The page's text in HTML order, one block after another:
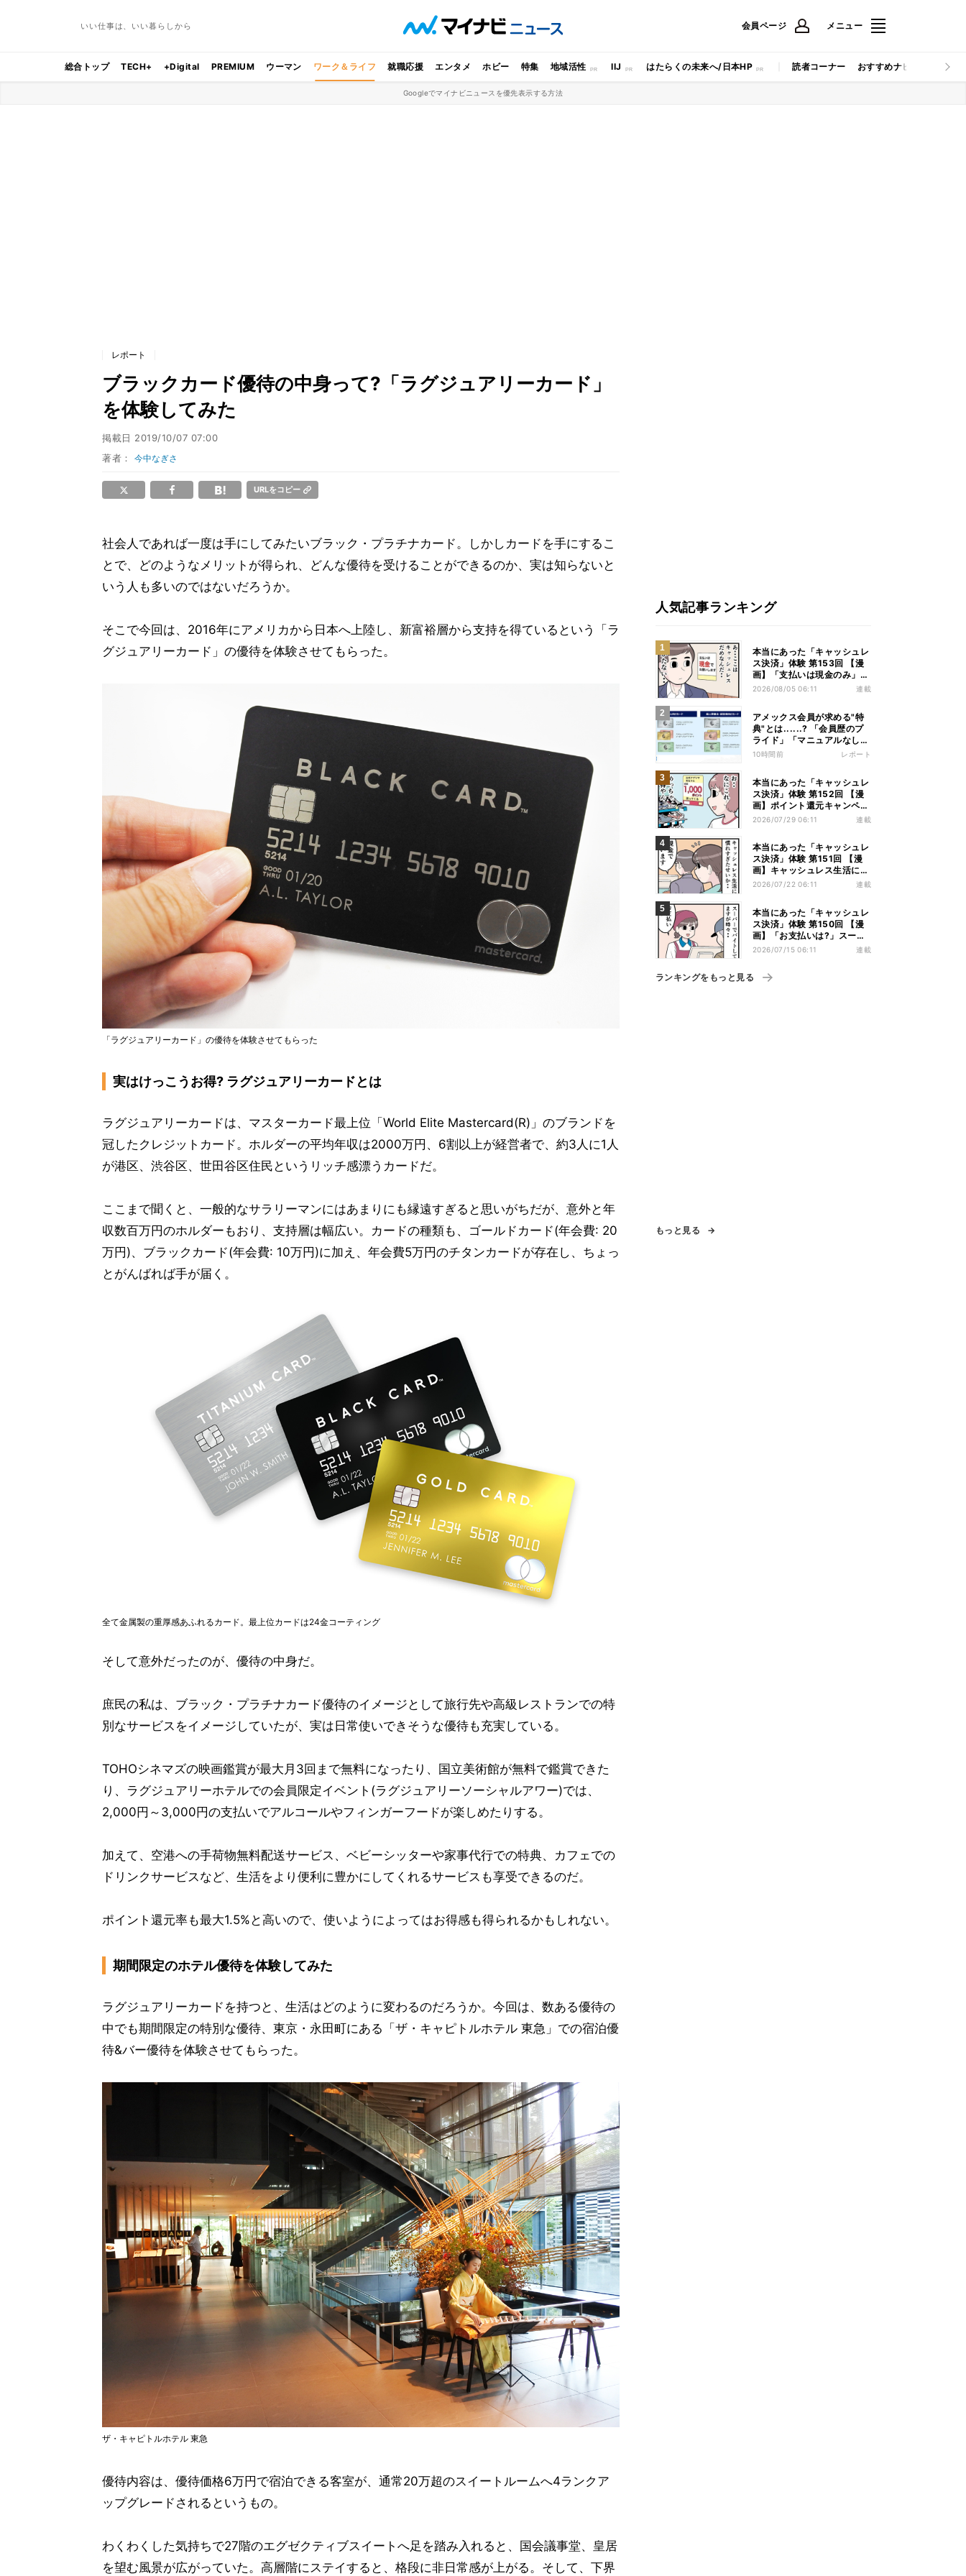
いい仕事は、いい暮らしから 会員ページ メニュー
総合トップ TECH+ +Digital PREMIUM ウーマン ワーク＆ライフ 就職応援 エンタメ ホビー 特集 地域活性 IIJ はたらくの未来へ/日本HP 読者コーナー おすすめナビ マイナビ
Googleでマイナビニュースを優先表示する方法
レポート
ブラックカード優待の中身って?「ラグジュアリーカード」
を体験してみた
掲載日 2019/10/07 07:00
著者：今中なぎさ
URLをコピー
社会人であれば一度は手にしてみたいブラック・プラチナカード。しかしカードを手にするこ
とで、どのようなメリットが得られ、どんな優待を受けることができるのか、実は知らないと
いう人も多いのではないだろうか。
そこで今回は、2016年にアメリカから日本へ上陸し、新富裕層から支持を得ているという「ラ
グジュアリーカード」の優待を体験させてもらった。
「ラグジュアリーカード」の優待を体験させてもらった
実はけっこうお得? ラグジュアリーカードとは
ラグジュアリーカードは、マスターカード最上位「World Elite Mastercard(R)」のブランドを
冠したクレジットカード。ホルダーの平均年収は2000万円、6割以上が経営者で、約3人に1人
が港区、渋谷区、世田谷区住民というリッチ感漂うカードだ。
ここまで聞くと、一般的なサラリーマンにはあまりにも縁遠すぎると思いがちだが、意外と年
収数百万円のホルダーもおり、支持層は幅広い。カードの種類も、ゴールドカード(年会費: 20
万円)、ブラックカード(年会費: 10万円)に加え、年会費5万円のチタンカードが存在し、ちょっ
とがんばれば手が届く。
全て金属製の重厚感あふれるカード。最上位カードは24金コーティング
そして意外だったのが、優待の中身だ。
庶民の私は、ブラック・プラチナカード優待のイメージとして旅行先や高級レストランでの特
別なサービスをイメージしていたが、実は日常使いできそうな優待も充実している。
TOHOシネマズの映画鑑賞が最大月3回まで無料になったり、国立美術館が無料で鑑賞できた
り、ラグジュアリーホテルでの会員限定イベント(ラグジュアリーソーシャルアワー)では、
2,000円～3,000円の支払いでアルコールやフィンガーフードが楽しめたりする。
加えて、空港への手荷物無料配送サービス、ベビーシッターや家事代行での特典、カフェでの
ドリンクサービスなど、生活をより便利に豊かにしてくれるサービスも享受できるのだ。
ポイント還元率も最大1.5%と高いので、使いようによってはお得感も得られるかもしれない。
期間限定のホテル優待を体験してみた
ラグジュアリーカードを持つと、生活はどのように変わるのだろうか。今回は、数ある優待の
中でも期間限定の特別な優待、東京・永田町にある「ザ・キャピトルホテル 東急」での宿泊優
待&バー優待を体験させてもらった。
ザ・キャピトルホテル 東急
優待内容は、優待価格6万円で宿泊できる客室が、通常20万超のスイートルームへ4ランクア
ップグレードされるというもの。
わくわくした気持ちで27階のエグゼクティブスイートへ足を踏み入れると、国会議事堂、皇居
を望む風景が広がっていた。高層階にステイすると、格段に非日常感が上がる。そして、下界
人気記事ランキング
本当にあった「キャッシュレ
ス決済」体験 第153回 【漫
画】「支払いは現金のみ」と
分かっていたのに……会計で
2026/08/05 06:11 連載
アメックス会員が求める"特
典"とは......? 「会員歴のプ
ライド」「マニュアルなしの
コンシェルジュ」など担当者
10時間前 レポート
本当にあった「キャッシュレ
ス決済」体験 第152回 【漫
画】ポイント還元キャンペー
ンにつられてアプリを入れた
2026/07/29 06:11 連載
本当にあった「キャッシュレ
ス決済」体験 第151回 【漫
画】キャッシュレス生活に慣
れすぎた結果…現金払いの人
2026/07/22 06:11 連載
本当にあった「キャッシュレ
ス決済」体験 第150回 【漫
画】「お支払いは?」スーパ
ーのレジで遭遇した店員泣か
2026/07/15 06:11 連載
ランキングをもっと見る
もっと見る